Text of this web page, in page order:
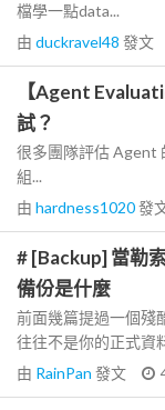
檔學一點data...
由 duckravel48 發文
【Agent
試？
很多團隊評估 Agent
組...
由 hardness1020發
# [Backup] 當勒
備份是什麼
前面幾篇提過一個殘
往往不是你的正式資
由 RainPan 發文